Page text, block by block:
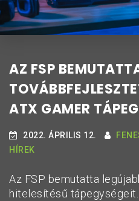
AZ FSP
ATX GAMER
2022. ÁPRILIS 12.
HÍREK
Az FSP bemutatta
hitelesítésű tápegységeit.